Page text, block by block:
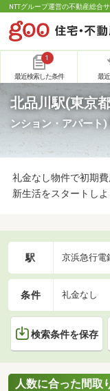
NTTグループ運営の不動産総合
1
最近検索した条件 最
北品川駅(東京
ンション・アパート)
礼金なし物件で初期
新生活をスタートしよ
駅 京浜急行電
条件 礼金なし
検索条件を保存
人数に合った間取